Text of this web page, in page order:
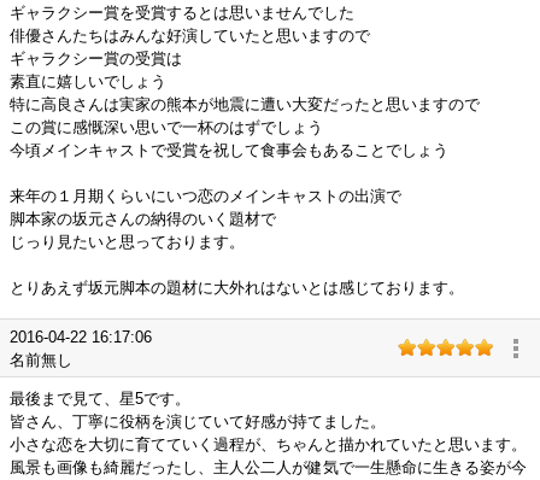
ギャラクシー賞を受賞するとは思いませんでした
俳優さんたちはみんな好演していたと思いますので
ギャラクシー賞の受賞は
素直に嬉しいでしょう
特に高良さんは実家の熊本が地震に遭い大変だったと思いますので
この賞に感慨深い思いで一杯のはずでしょう
今頃メインキャストで受賞を祝して食事会もあることでしょう
来年の１月期くらいにいつ恋のメインキャストの出演で
脚本家の坂元さんの納得のいく題材で
じっり見たいと思っております。
とりあえず坂元脚本の題材に大外れはないとは感じております。
2016-04-22 16:17:06
名前無し
最後まで見て、星5です。
皆さん、丁寧に役柄を演じていて好感が持てました。
小さな恋を大切に育てていく過程が、ちゃんと描かれていたと思います。
風景も画像も綺麗だったし、主人公二人が健気で一生懸命に生きる姿が今